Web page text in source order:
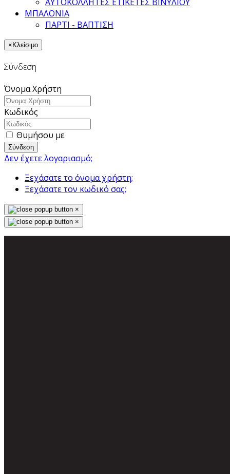
ΜΠΑΛΟΝΙΑ
ΠΑΡΤΙ - ΒΑΠΤΙΣΗ
×Κλείσιμο
Σύνδεση
Όνομα Χρήστη
Κωδικός
Θυμήσου με
Σύνδεση
Δεν έχετε λογαριασμό;
Ξεχάσατε το όνομα χρήστη;
Ξεχάσατε τον κωδικό σας;
×
×